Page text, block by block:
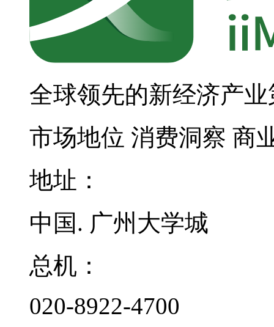
全球领先的新经济产
市场地位 消费洞察 商
地址：
中国. 广州大学城
总机：
020-8922-4700